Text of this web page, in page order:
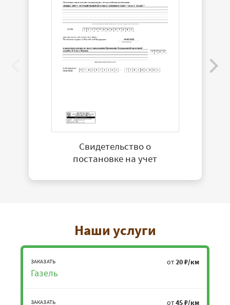
Свидетельство о
постановке на учет
Наши услуги
ЗАКАЗАТЬ
Газель
от20 ₽/км
ЗАКАЗАТЬ от45 ₽/км